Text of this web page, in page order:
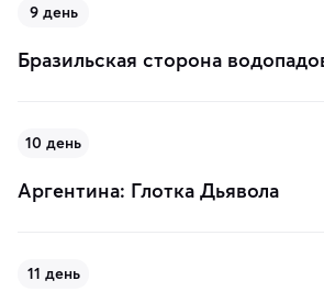
9 день
Бразильская сторона
10 день
Аргентина: Глотка Дьявола
11 день